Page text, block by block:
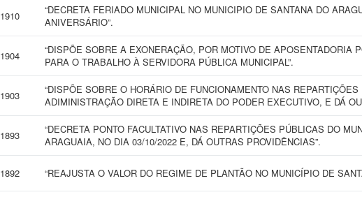
1910
“DECRETA FERIADO MUNICIPAL NO MUNICIPIO DE SANTANA DO
ANIVERSÁRIO”.
1904
“DISPÕE SOBRE A EXONERAÇÃO, POR MOTIVO DE APOSENTADORIA
PARA O TRABALHO À SERVIDORA PÚBLICA MUNICIPAL”.
1903
“DISPÕE SOBRE O HORÁRIO DE FUNCIONAMENTO NAS
ADIMINISTRAÇÃO DIRETA E INDIRETA DO PODER EXECUTIVO, E DÁ
1893
“DECRETA PONTO FACULTATIVO NAS REPARTIÇÕES PÚBLICAS DO
ARAGUAIA, NO DIA 03/10/2022 E, DÁ OUTRAS PROVIDÊNCIAS”.
1892 “REAJUSTA O VALOR DO REGIME DE PLANTÃO NO MUNICÍPIO DE